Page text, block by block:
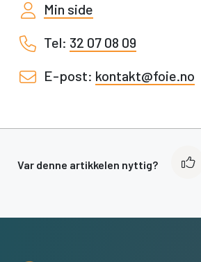
Min side
Tel: 32 07 08 09
E-post: kontakt@foie.no
Var denne artikkelen nyttig?